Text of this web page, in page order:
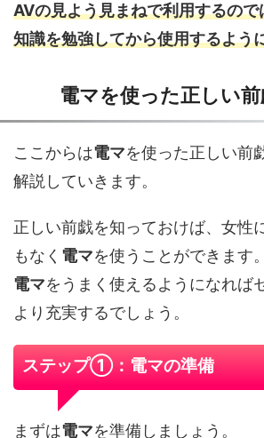
AVの見よう見まねで利用するの
知識を勉強してから使用するよう
電マを使った正しい
ここからは電マを使った正しい前
解説していきます。
正しい前戯を知っておけば、女性
もなく 電マを使うことができます。
電マをうまく使えるようになれば
より充実するでしょう。
ステップ①：電マの準備
まずは電マを準備しましょう。